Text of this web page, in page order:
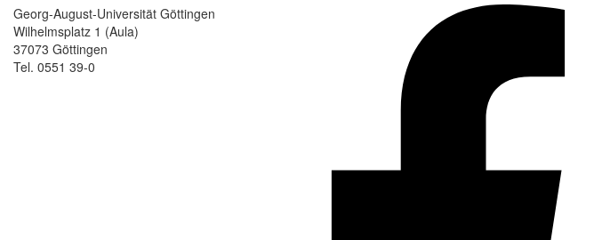
Georg-August-Universität Göttingen
Wilhelmsplatz 1 (Aula)
37073 Göttingen
Tel. 0551 39-0